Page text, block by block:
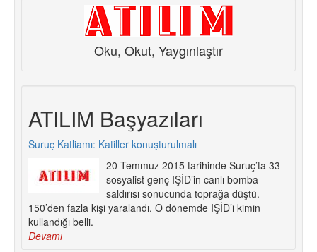
Oku, Okut, Yaygınlaştır
ATILIM Başyazıları
Suruç Katliamı: Katiller konuşturulmalı
20 Temmuz 2015 tarihinde Suruç’ta 33
sosyalist genç IŞİD’in canlı bomba
saldırısı sonucunda toprağa düştü.
150’den fazla kişi yaralandı. O dönemde IŞİD’i kimin
kullandığı belli.
Devamı